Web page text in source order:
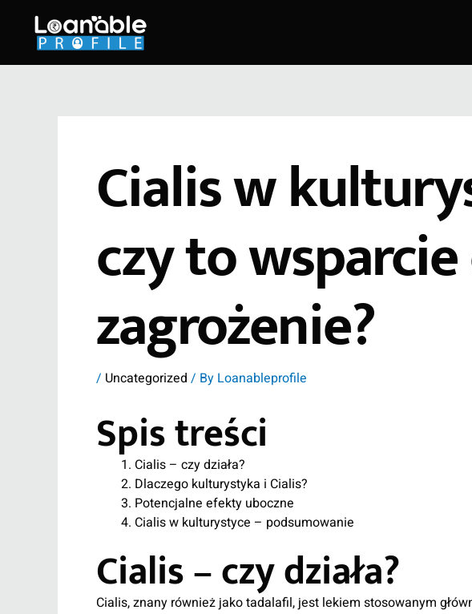
content
Cialis w
czy to
zagrożenie?
/ Uncategorized / By Loanableprofile
Spis treści
Cialis – czy działa?
Dlaczego kulturystyka i Cialis?
Potencjalne efekty uboczne
Cialis w kulturystyce – podsumowanie
Cialis – czy działa?
Cialis, znany również jako tadalafil, jest lekiem stosowanym